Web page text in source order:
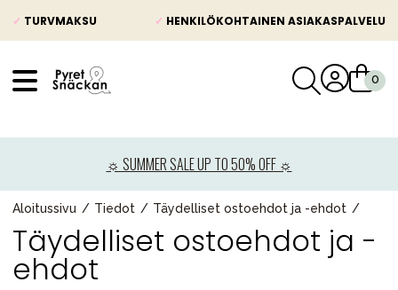
✓ TURVMAKSU ✓ HENKILÖKOHTAINEN ASIAKASPALVELU
☼ SUMMER SALE UP TO 50% OFF ☼
Aloitussivu Tiedot Täydelliset ostoehdot ja -ehdot
Täydelliset ostoehdot ja -
ehdot
Lastenvaunut
Lasten turvaistuimet
Vauvan paketti